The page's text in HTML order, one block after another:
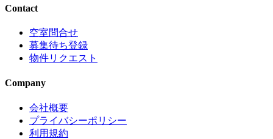
Contact
空室問合せ
募集待ち登録
物件リクエスト
Company
会社概要
プライバシーポリシー
利用規約